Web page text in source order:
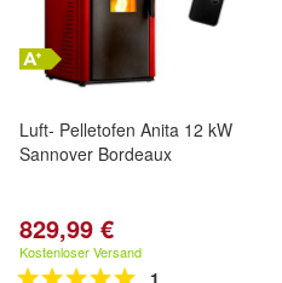
Luft- Pelletofen Anita 12 kW
Sannover Bordeaux
829,99 €
Kostenloser Versand
1